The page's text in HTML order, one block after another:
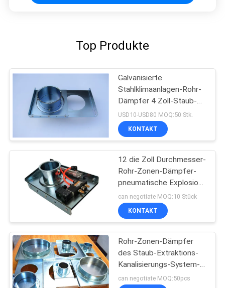
Top Produkte
Galvanisierte
Stahlklimaanlagen-Rohr-
Dämpfer 4 Zoll-Staub-
Kollektor-Explosions-Tor
USD10-USD80 MOQ:50 Stk.
KONTAKT
12 die Zoll Durchmesser-
Rohr-Zonen-Dämpfer-
pneumatische Explosion
versieht Hvac-Zonen-
Dämpfer mit einem
Gatter
can negotiate MOQ:10 Stück
KONTAKT
Rohr-Zonen-Dämpfer
des Staub-Extraktions-
Kanalisierungs-System-
300mm
can negotiate MOQ:50pcs